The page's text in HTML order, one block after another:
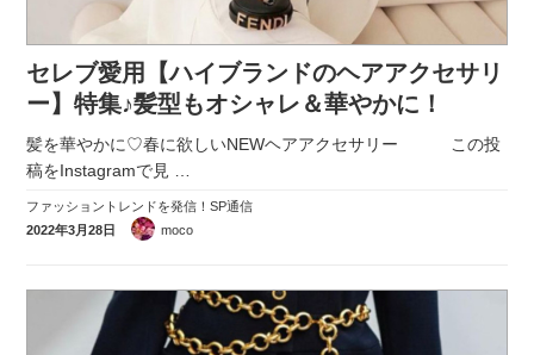
セレブ愛用【ハイブランドのヘアアクセサリ
ー】特集♪髪型もオシャレ＆華やかに！
髪を華やかに♡春に欲しいNEWヘアアクセサリー この投
稿をInstagramで見
ファッショントレンドを発信！SP通信
2022年3月28日
moco